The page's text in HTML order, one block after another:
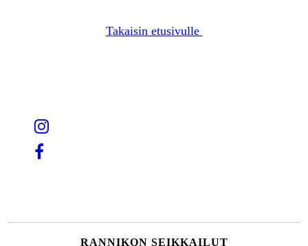
Takaisin etusivulle
RANNIKON SEIKKAILUT